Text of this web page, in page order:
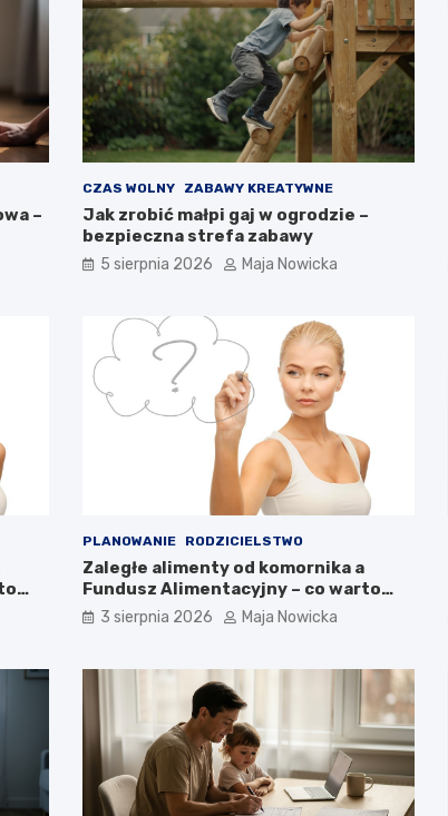
–
CZAS WOLNY ZABAWY KREATYWNE
Jak zrobić małpi gaj w ogrodzie –
bezpieczna strefa zabawy
5 sierpnia 2026 Maja Nowicka
PLANOWANIE RODZICIELSTWO
Zaległe alimenty od komornika a
Fundusz Alimentacyjny – co warto
wiedzieć?
3 sierpnia 2026 Maja Nowicka